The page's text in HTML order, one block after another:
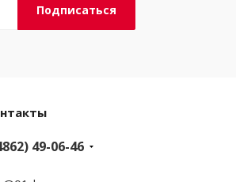
49-06-46